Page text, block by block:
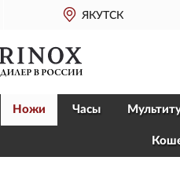
ЯКУТСК
Ножи Часы